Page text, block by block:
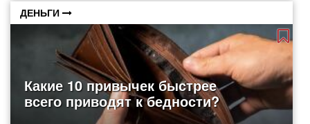
ДЕНЬГИ
Какие 10 привычек быстрее
всего приводят к бедности?